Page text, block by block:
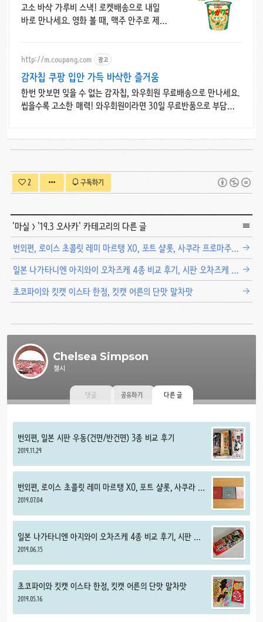
고소 바삭 가루비 스낵! 로켓배송으로 내일
바로 만나세요. 영화 볼 때, 맥주 안주로 제격!
http://m.coupang.com 광고
감자칩 쿠팡 입안 가득 바삭한 즐거움
한번 맛보면 잊을 수 없는 감자칩, 와우회원 무료배송으로 만나세요.
씹을수록 고소한 매력! 와우회원이라면 30일 무료반품으로 부담
2 구독하기
'마실 > '19.3 오사카' 카테고리의 다른 글
번외편, 로이스 초콜릿 레미 마르탱 XO, 포트 샬롯, 사쿠라 프로마주 후기
일본 나가타니엔 아지와이 오차즈케 4종 비교 후기, 시판 오차즈케 추천
초코파이와 킷캣 이스타 한정, 킷캣 어른의 단맛 말차맛
Chelsea Simpson
첼시
댓글 공유하기 다른 글
번외편, 일본 시판 우동(건면/반건면) 3종 비교 후기
2019.11.29
번외편, 로이스 초콜릿 레미 마르탱 XO, 포트 샬롯, 사쿠라 프
로마주 후기
2019.07.04
일본 나가타니엔 아지와이 오차즈케 4종 비교 후기, 시판 오
차즈케 추천
2019.06.15
초코파이와 킷캣 이스타 한정, 킷캣 어른의 단맛 말차맛
2019.05.16